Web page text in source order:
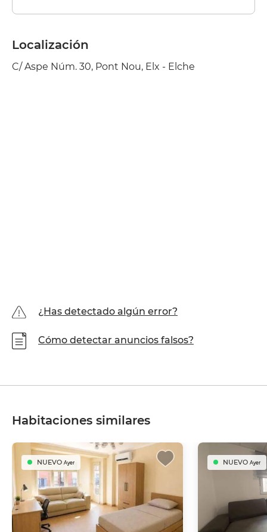
Localización
C/ Aspe Núm. 30, Pont Nou, Elx - Elche
¿Has detectado algún error?
Cómo detectar anuncios falsos?
Habitaciones similares
NUEVO Ayer NUEVO Ayer